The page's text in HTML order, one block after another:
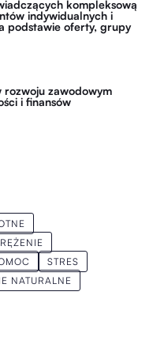
kompleksową
indywidualnych i
podstawie oferty, grupy
rozwoju zawodowym
i finansów
STRES
NATURALNE